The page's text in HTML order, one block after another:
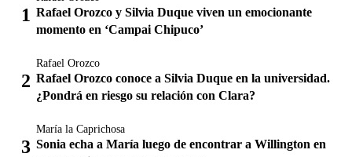
Rafael Orozco y Silvia Duque viven un emocionante
momento en ‘Campai Chipuco’
Rafael Orozco
Rafael Orozco conoce a Silvia Duque en la universidad.
¿Pondrá en riesgo su relación con Clara?
María la Caprichosa
Sonia echa a María luego de encontrar a Willington en